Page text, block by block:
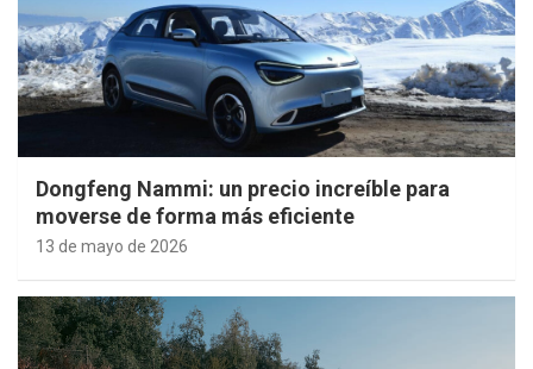
Dongfeng Nammi: un precio increíble para
moverse de forma más eficiente
13 de mayo de 2026